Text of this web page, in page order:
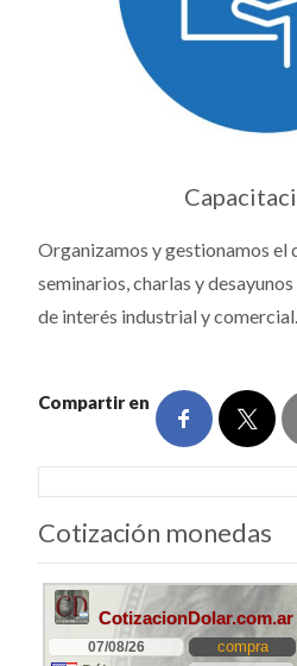
Organizamos y gestionamos el
seminarios, charlas y
de interés industrial y comercial.
Compartir en
Cotización monedas